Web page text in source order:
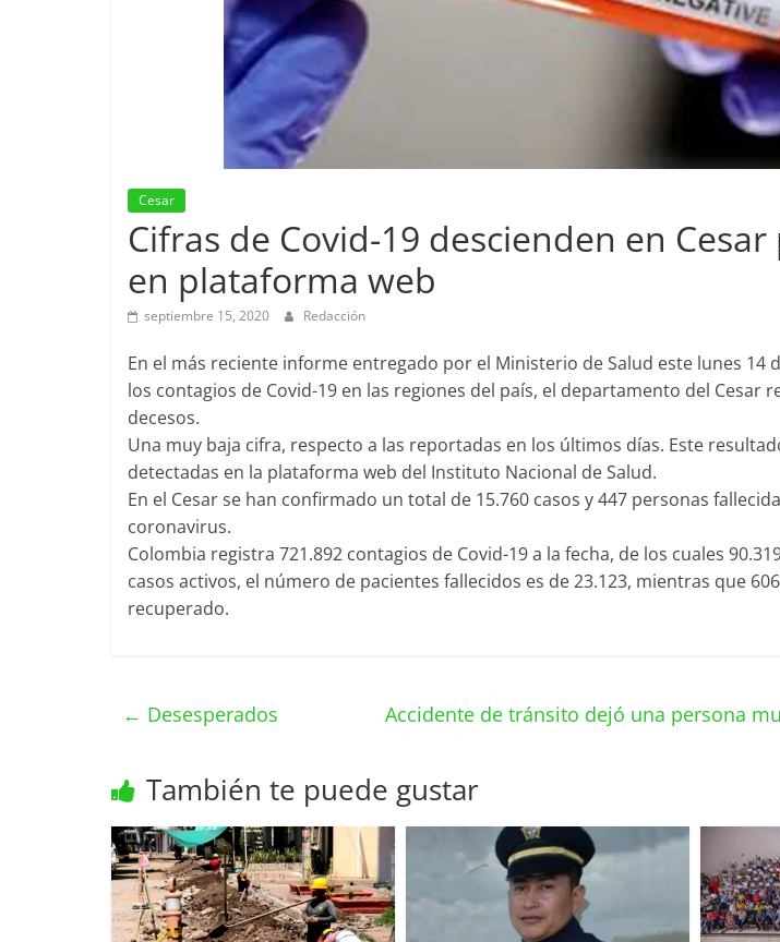
Cesar
Cifras de Covid-19 descienden en
en plataforma web
septiembre 15, 2020 Redacción
En el más reciente informe entregado por el Ministerio de Salud este lunes 14
los contagios de Covid-19 en las regiones del país, el departamento del Cesar
decesos.
Una muy baja cifra, respecto a las reportadas en los últimos días. Este
detectadas en la plataforma web del Instituto Nacional de Salud.
En el Cesar se han confirmado un total de 15.760 casos y 447 personas
coronavirus.
Colombia registra 721.892 contagios de Covid-19 a la fecha, de los cuales
casos activos, el número de pacientes fallecidos es de 23.123, mientras que
recuperado.
← Desesperados Accidente de tránsito dejó una persona
También te puede gustar